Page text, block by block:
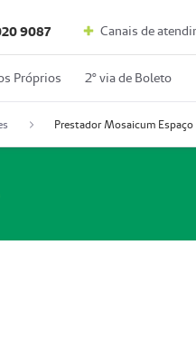
9087 Canais de
Próprios 2º via de Boleto